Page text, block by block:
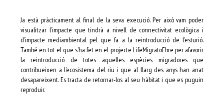
Ja està pràcticament al final de la seva execució. Per això vam poder
visualitzar l’impacte que tindrà a nivell de connectivitat ecològica i
d’impacte mediambiental pel que fa a la reintroducció de l’esturió.
També en tot el que s’ha fet en el projecte LifeMigratoEbre per afavorir
la reintroducció de totes aquelles espècies migradores que
contribueixen a l’ecosistema del riu i que al llarg des anys han anat
desapareixent. Es tracta de retornar-los al seu hàbitat i que es puguin
reproduir.